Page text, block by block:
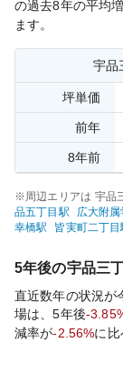
の過去8年の平均
ます。
宇品
坪単価
前年
8年前
※周辺エリアは 宇品
品五丁目駅 広大附
幸橋駅 皆実町二丁目
5年後の宇品三
直近数年の状況が
場は、5年後-
減率が-2.56%に比